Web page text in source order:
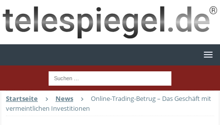
Startseite News
Online-Trading-Betrug – Das Geschäft mit
vermeintlichen Investitionen